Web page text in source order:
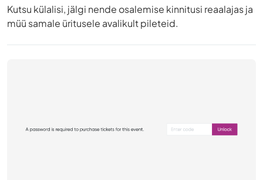
Kutsu külalisi, jälgi nende osalemise kinnitusi reaalajas ja
müü samale üritusele avalikult pileteid.